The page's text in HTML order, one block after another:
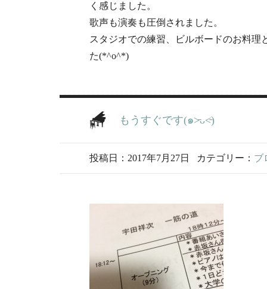
く感じました。
歌声も演奏も圧倒されました。
スタジオでの練習、ビルボードのお料
た(*^o^*)
もうすぐです(๑˃̵ᴗ˂̵)
投稿日：2017年7月27日 カテゴリー： ブ